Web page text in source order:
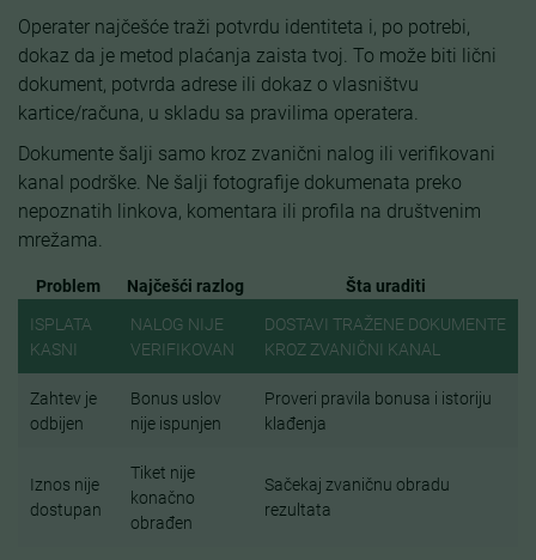
Operater najčešće traži potvrdu identiteta i, po potrebi,
dokaz da je metod plaćanja zaista tvoj. To može biti lični
dokument, potvrda adrese ili dokaz o vlasništvu
kartice/računa, u skladu sa pravilima operatera.
Dokumente šalji samo kroz zvanični nalog ili verifikovani
kanal podrške. Ne šalji fotografije dokumenata preko
nepoznatih linkova, komentara ili profila na društvenim
mrežama.
Problem Najčešći razlog
Šta uraditi
ISPLATA
KASNI
NALOG NIJE
VERIFIKOVAN
DOSTAVI TRAŽENE DOKUMENTE
KROZ ZVANIČNI KANAL
Zahtev je
odbijen
Bonus uslov
nije ispunjen
Proveri pravila bonusa i istoriju
klađenja
Iznos nije
dostupan
Tiket nije
konačno
obrađen
Sačekaj zvaničnu obradu
rezultata